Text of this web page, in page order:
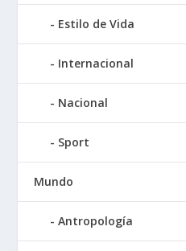
Estilo de Vida
Internacional
Nacional
Sport
Mundo
Antropología